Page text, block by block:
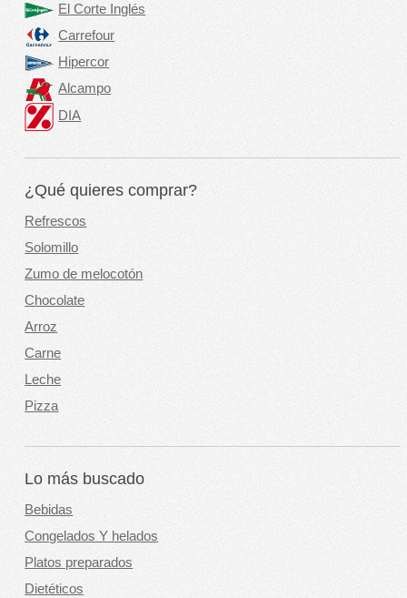
El Corte Inglés
Carrefour
Hipercor
Alcampo
DIA
¿Qué quieres comprar?
Refrescos
Solomillo
Zumo de melocotón
Chocolate
Arroz
Carne
Leche
Pizza
Lo más buscado
Bebidas
Congelados Y helados
Platos preparados
Dietéticos